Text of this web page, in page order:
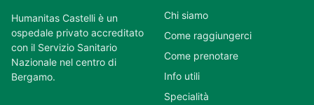
Humanitas Castelli è un
ospedale privato accreditato
con il Servizio Sanitario
Nazionale nel centro di
Bergamo.
Chi siamo
Come raggiungerci
Come prenotare
Info utili
Specialità